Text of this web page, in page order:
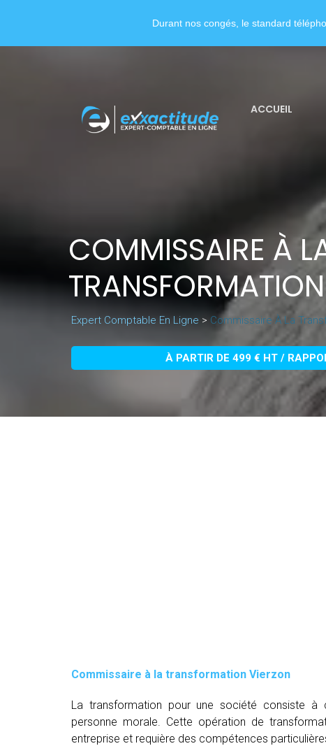
ACCUEIL
COMMISSAIRE À
Expert Comptable En Ligne > Commissaire À La
À PARTIR DE 499 € HT /
Commissaire à la transformation Vierzon
La transformation pour une société consiste à
personne morale. Cette opération de
entreprise et requière des compétences
Durant nos congés, le standard